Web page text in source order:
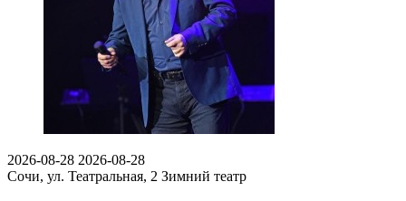
2026-08-28 2026-08-28
Сочи, ул. Театральная, 2 Зимний театр